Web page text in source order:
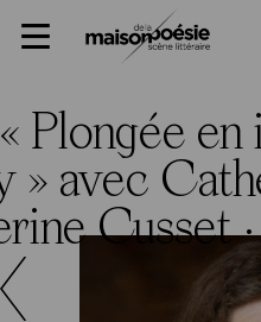
Panneau de gestion
to
Primary
« Plongée
» avec
Cusset